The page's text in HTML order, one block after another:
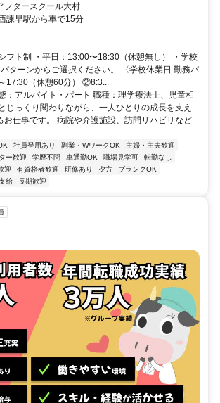
フタースクール大村
諫早駅から車で15分
フト制 ・平日：13:00〜18:30（休憩無し） ・学校
ターンからご選択ください。 〈学校休業日 勤務パ
17:30（休憩60分） ②8:3...
：アルバイト・パート 職種：理学療法士、児童相
じっくり関わりながら、一人ひとりの成長を支え
お仕事です。 病院や介護施設、訪問リハビリなど
社員登用あり 副業・WワークOK
主婦・主夫歓迎
ー歓迎 学歴不問 車通勤OK 職場見学可
転勤なし
迎 有資格者歓迎 研修あり 夕方
ブランクOK
給 長期歓迎